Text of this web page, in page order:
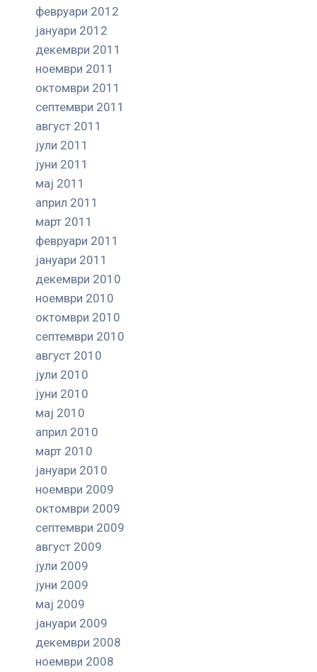
февруари 2012
јануари 2012
декември 2011
ноември 2011
октомври 2011
септември 2011
август 2011
јули 2011
јуни 2011
мај 2011
април 2011
март 2011
февруари 2011
јануари 2011
декември 2010
ноември 2010
октомври 2010
септември 2010
август 2010
јули 2010
јуни 2010
мај 2010
април 2010
март 2010
јануари 2010
ноември 2009
октомври 2009
септември 2009
август 2009
јули 2009
јуни 2009
мај 2009
јануари 2009
декември 2008
ноември 2008